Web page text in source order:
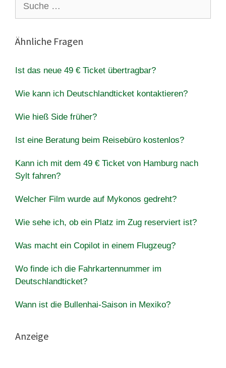
nach:
Ähnliche Fragen
Ist das neue 49 € Ticket übertragbar?
Wie kann ich Deutschlandticket kontaktieren?
Wie hieß Side früher?
Ist eine Beratung beim Reisebüro kostenlos?
Kann ich mit dem 49 € Ticket von Hamburg nach
Sylt fahren?
Welcher Film wurde auf Mykonos gedreht?
Wie sehe ich, ob ein Platz im Zug reserviert ist?
Was macht ein Copilot in einem Flugzeug?
Wo finde ich die Fahrkartennummer im
Deutschlandticket?
Wann ist die Bullenhai-Saison in Mexiko?
Anzeige